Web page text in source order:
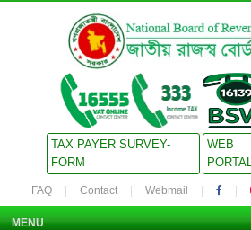
TAX PAYER SURVEY-
FORM
WEB
PORTAL
FAQ Contact Webmail
MENU